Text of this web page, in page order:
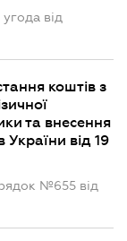
від
коштів з
та внесення
України від 19
№655 від